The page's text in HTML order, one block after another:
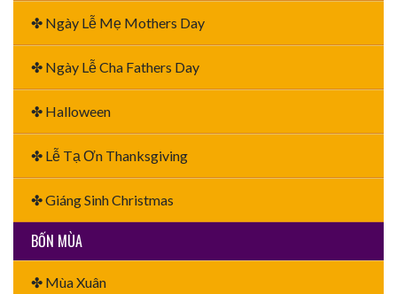
✤ Ngày Lễ Mẹ Mothers Day
✤ Ngày Lễ Cha Fathers Day
✤ Halloween
✤ Lễ Tạ Ơn Thanksgiving
✤ Giáng Sinh Christmas
BỐN MÙA
✤ Mùa Xuân